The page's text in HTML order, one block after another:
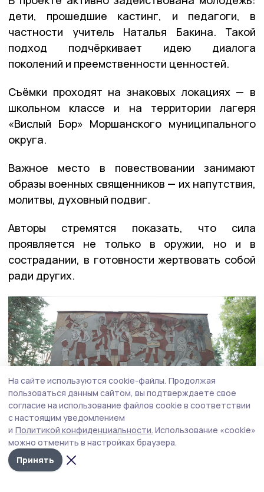
дети, прошедшие кастинг, и педагоги, в
частности учитель Наталья Бакина. Такой
подход подчёркивает идею диалога
поколений и преемственности ценностей.
Съёмки проходят на знаковых локациях — в
школьном классе и на территории лагеря
«Вислый Бор» Моршанского муниципального
округа.
Важное место в повествовании занимают
образы военных священников — их напутствия,
молитвы, духовный подвиг.
Авторы стремятся показать, что сила
проявляется не только в оружии, но и в
сострадании, в готовности жертвовать собой
ради других.
На сайте используются cookie-файлы. Продолжая
пользоваться данным сайтом, вы подтверждаете свое
согласие на использование файлов cookie в соответствии
с настоящим уведомлением
и Политикой конфиденциальности. Использование «cookie»
можно отменить в настройках браузера.
Принять